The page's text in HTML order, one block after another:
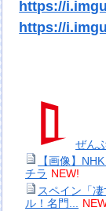
https://
https://
ぜん
【画像】
チラ NEW!
スペイン「
ル！名門...